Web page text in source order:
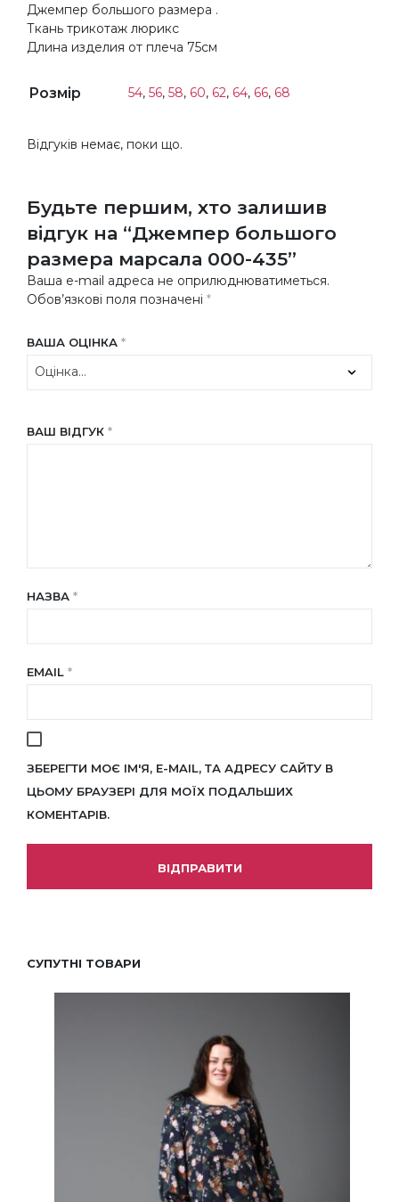
Джемпер большого размера .
Ткань трикотаж люрикс
Длина изделия от плеча 75см
Розмір 54, 56, 58, 60, 62, 64, 66, 68
Відгуків немає, поки що.
Будьте першим, хто залишив
відгук на “Джемпер большого
размера марсала 000-435”
Ваша e-mail адреса не оприлюднюватиметься.
Обов’язкові поля позначені *
ВАША ОЦІНКА *
ВАШ ВІДГУК *
НАЗВА *
EMAIL *
ЗБЕРЕГТИ МОЄ ІМ'Я, E-MAIL, ТА АДРЕСУ САЙТУ В
ЦЬОМУ БРАУЗЕРІ ДЛЯ МОЇХ ПОДАЛЬШИХ
КОМЕНТАРІВ.
СУПУТНІ ТОВАРИ